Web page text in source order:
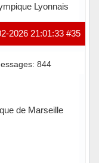
Lyonnais
#35
2026 21:01:33
844
de Marseille